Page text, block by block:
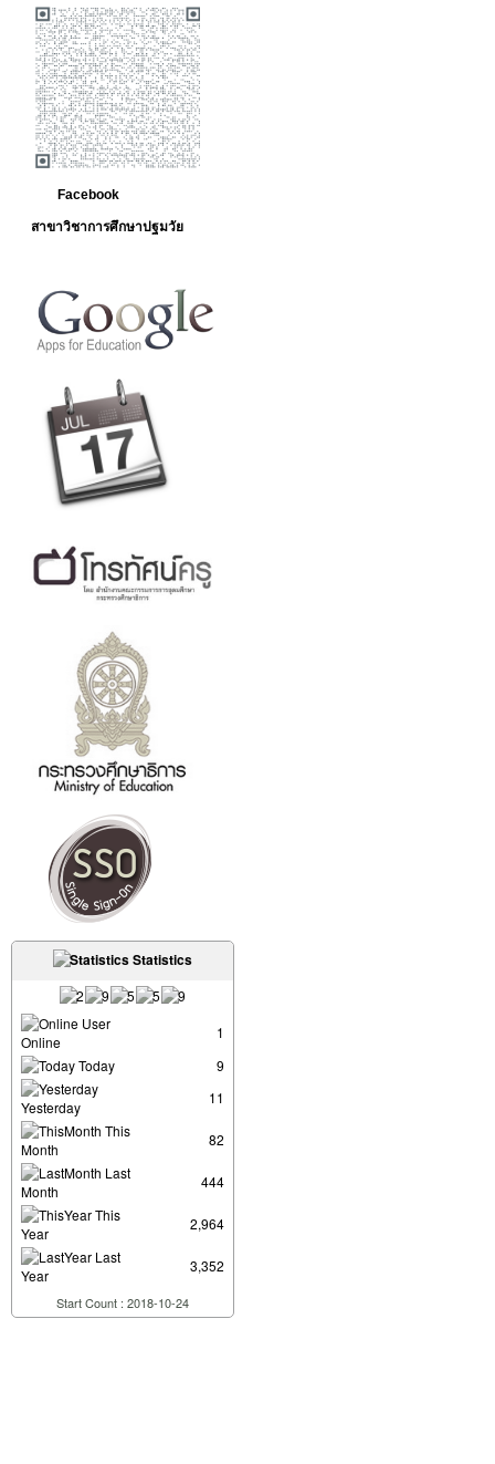
Facebook
สาขาวิชาการศึกษาปฐมวัย
Statistics
User
Online
1
Today
9
Yesterday
11
This
Month
82
Last
Month
444
This
Year
2,964
Last
Year
3,352
Start Count : 2018-10-24